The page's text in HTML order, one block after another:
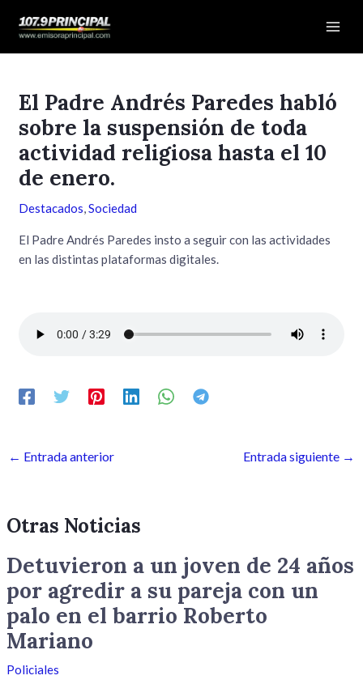
El Padre Andrés Paredes habló
sobre la suspensión de toda
actividad religiosa hasta el 10
de enero.
Destacados,Sociedad
El Padre Andrés Paredes insto a seguir con las actividades
en las distintas plataformas digitales.
de
← Entrada anterior Entrada siguiente →
Otras Noticias
Detuvieron a un joven de 24 años
por agredir a su pareja con un
palo en el barrio Roberto
Mariano
Policiales